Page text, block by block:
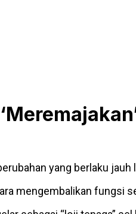
yang berlaku
mengembalikan fungsi